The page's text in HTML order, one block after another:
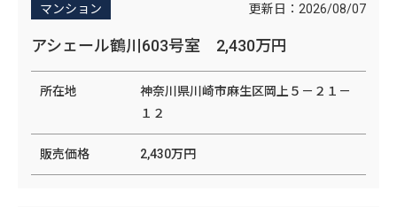
マンション 更新日： 2026/08/07
アシェール鶴川603号室 2,430万円
所在地
神奈川県川崎市麻生区岡上５－２１－
１２
販売価格 2,430万円